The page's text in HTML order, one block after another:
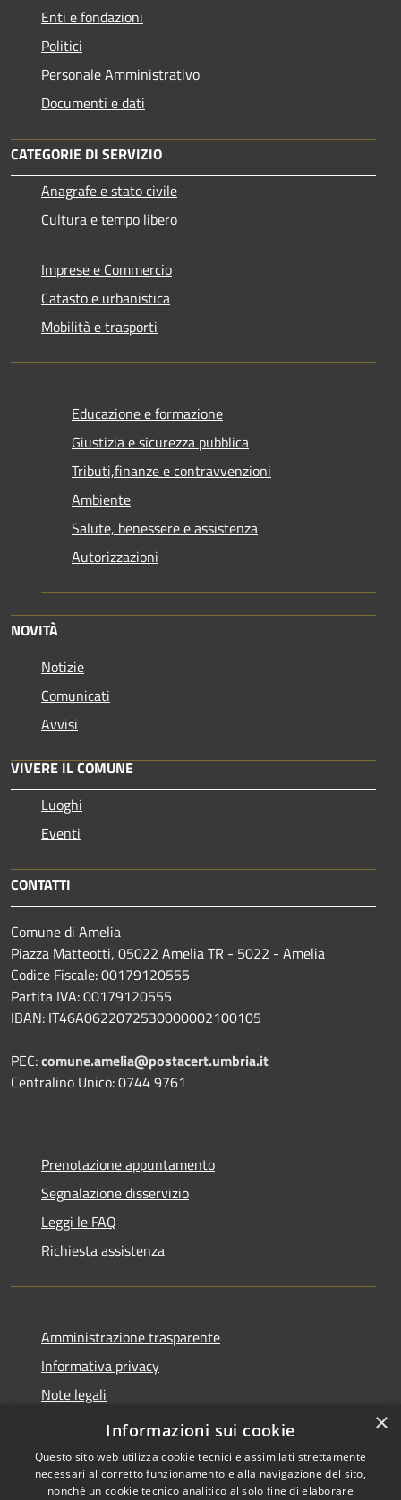
Enti e fondazioni
Politici
Personale Amministrativo
Documenti e dati
CATEGORIE DI SERVIZIO
Anagrafe e stato civile
Cultura e tempo libero
Imprese e Commercio
Catasto e urbanistica
Mobilità e trasporti
Educazione e formazione
Giustizia e sicurezza pubblica
Tributi,finanze e contravvenzioni
Ambiente
Salute, benessere e assistenza
Autorizzazioni
NOVITÀ
Notizie
Comunicati
Avvisi
VIVERE IL COMUNE
Luoghi
Eventi
CONTATTI
Comune di Amelia
Piazza Matteotti, 05022 Amelia TR - 5022 - Amelia
Codice Fiscale: 00179120555
Partita IVA: 00179120555
IBAN: IT46A0622072530000002100105
PEC:comune.amelia@postacert.umbria.it
Centralino Unico: 0744 9761
Prenotazione appuntamento
Segnalazione disservizio
Leggi le FAQ
Richiesta assistenza
Amministrazione trasparente
Informativa privacy
Note legali
Dichiarazione di accessibilità
×
Informazioni sui cookie
Questo sito web utilizza cookie tecnici e assimilati strettamente
necessari al corretto funzionamento e alla navigazione del sito,
nonché un cookie tecnico analitico al solo fine di elaborare